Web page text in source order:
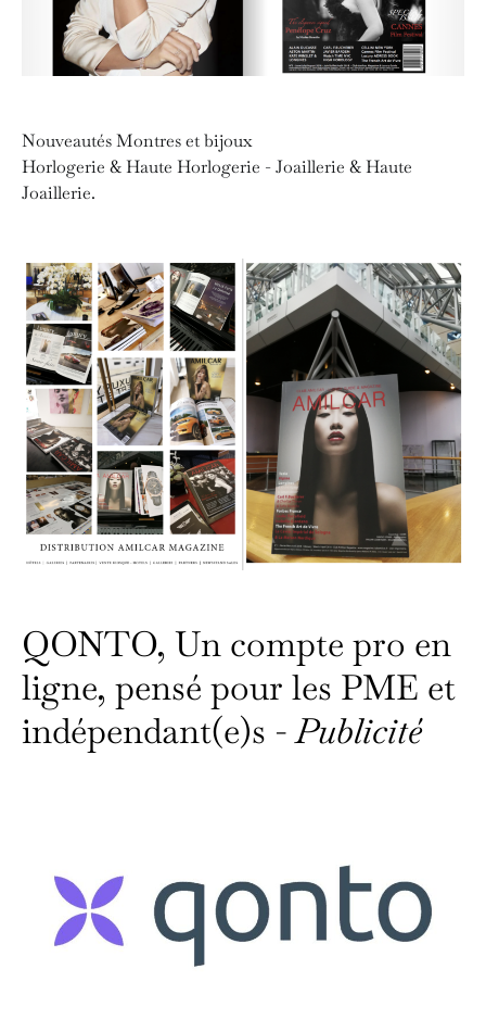
Nouveautés Montres et bijoux
Horlogerie & Haute Horlogerie - Joaillerie & Haute
Joaillerie.
QONTO, Un compte pro en
ligne, pensé pour les PME et
indépendant(e)s -Publicité